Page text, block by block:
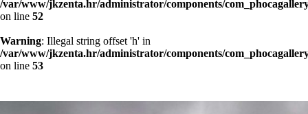
/var/www/jkzenta.hr/administrator/components/
on line 52
Warning: Illegal string offset 'h' in
/var/www/jkzenta.hr/administrator/components/
on line 53